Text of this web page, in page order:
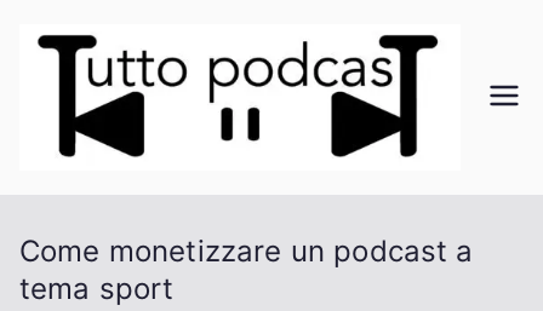
contenuto
o
st a
Come monetizzare un podcast a
tema sport